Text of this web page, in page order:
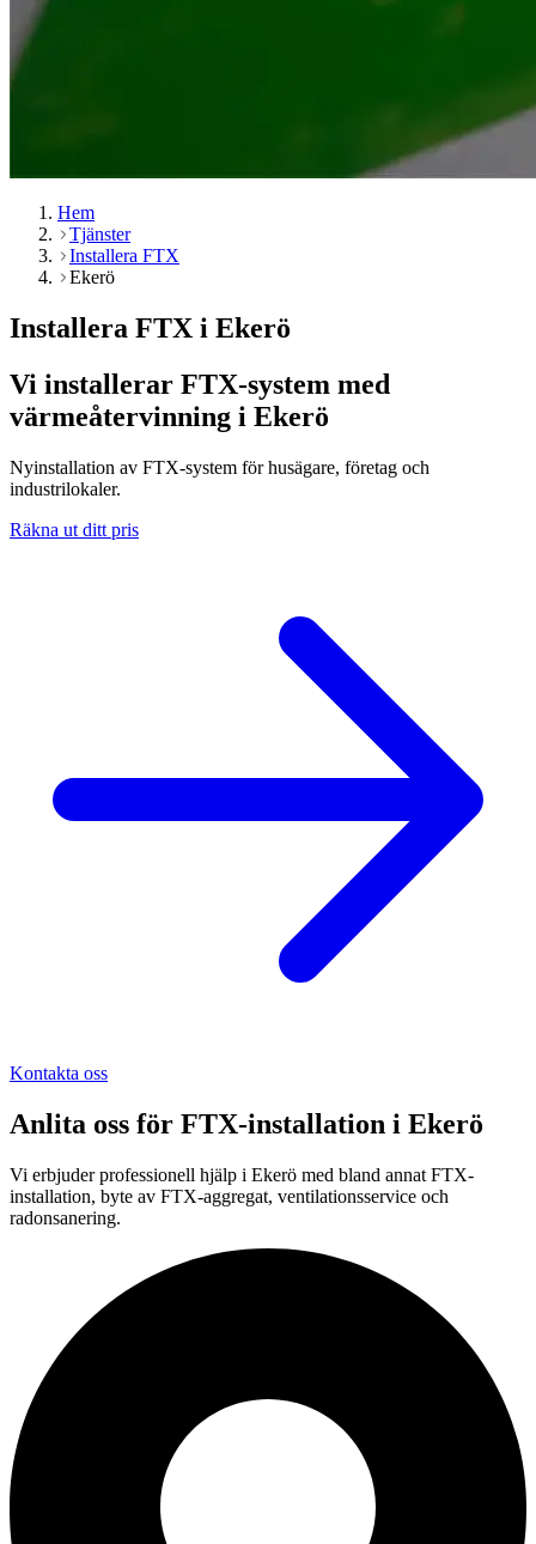
Hem
Tjänster
Installera FTX
Ekerö
Installera FTX i Ekerö
Vi installerar FTX-system med
värmeåtervinning i Ekerö
Nyinstallation av FTX-system för husägare, företag och
industrilokaler.
Räkna ut ditt pris
Kontakta oss
Anlita oss för FTX-installation i Ekerö
Vi erbjuder professionell hjälp i Ekerö med bland annat FTX-
installation, byte av FTX-aggregat, ventilationsservice och
radonsanering.